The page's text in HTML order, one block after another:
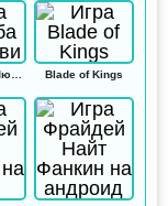
Свадьба по Любви Blade of Kings